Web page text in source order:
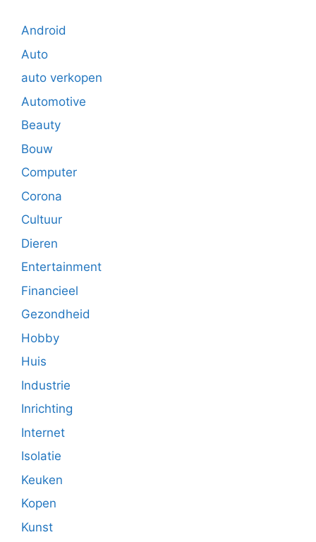
Android
Auto
auto verkopen
Automotive
Beauty
Bouw
Computer
Corona
Cultuur
Dieren
Entertainment
Financieel
Gezondheid
Hobby
Huis
Industrie
Inrichting
Internet
Isolatie
Keuken
Kopen
Kunst